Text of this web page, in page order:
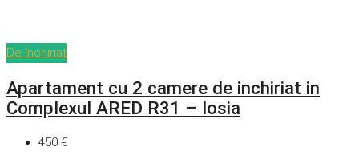
De închiriat
Apartament cu 2 camere de inchiriat in
Complexul ARED R31 – Iosia
450 €